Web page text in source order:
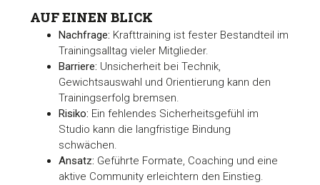
AUF EINEN BLICK
Nachfrage: Krafttraining ist fester Bestandteil im
Trainingsalltag vieler Mitglieder.
Barriere: Unsicherheit bei Technik,
Gewichtsauswahl und Orientierung kann den
Trainingserfolg bremsen.
Risiko: Ein fehlendes Sicherheitsgefühl im
Studio kann die langfristige Bindung
schwächen.
Ansatz: Geführte Formate, Coaching und eine
aktive Community erleichtern den Einstieg.